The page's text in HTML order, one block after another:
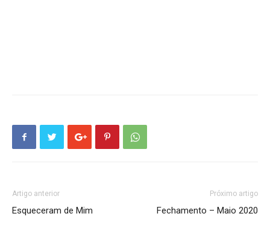
Artigo anterior
Esqueceram de Mim
Próximo artigo
Fechamento – Maio 2020